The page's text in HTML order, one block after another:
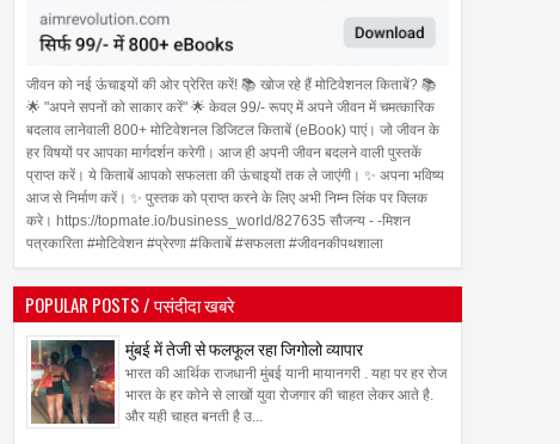
जीवन को नई ऊंचाइयों की ओर प्रेरित करें! 📚 खोज रहे हैं मोटिवेशनल किताबें? 📚
🌟 "अपने सपनों को साकार करें" 🌟 केवल 99/- रूपए में अपने जीवन में चमत्कारिक
बदलाव लानेवाली 800+ मोटिवेशनल डिजिटल किताबें (eBook) पाएं। जो जीवन के
हर विषयों पर आपका मार्गदर्शन करेगी। आज ही अपनी जीवन बदलने वाली पुस्तकें
प्राप्त करें। ये किताबें आपको सफलता की ऊंचाइयों तक ले जाएंगी। ✨ अपना भविष्य
आज से निर्माण करें। ✨ पुस्तक को प्राप्त करने के लिए अभी निम्न लिंक पर क्लिक
करे। https://topmate.io/business_world/827635 सौजन्य - -मिशन
पत्रकारिता #मोटिवेशन #प्रेरणा #किताबें #सफलता #जीवनकीपथशाला
POPULAR POSTS / पसंदीदा खबरे
मुंबई में तेजी से फलफूल रहा जिगोलो व्यापार
भारत की आर्थिक राजधानी मुंबई यानी मायानगरी . यहा पर हर रोज
भारत के हर कोने से लाखों युवा रोजगार की चाहत लेकर आते है.
और यही चाहत बनती है उ...